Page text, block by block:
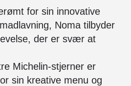
for sin innovative
Noma tilbyder
der er svær at
Michelin-stjerner er
sin kreative menu og